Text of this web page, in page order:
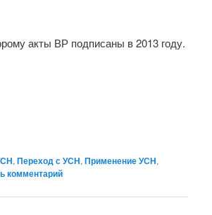
акты ВР подписаны в 2013 году.
, Переход с УСН, Применение УСН,
комментарий